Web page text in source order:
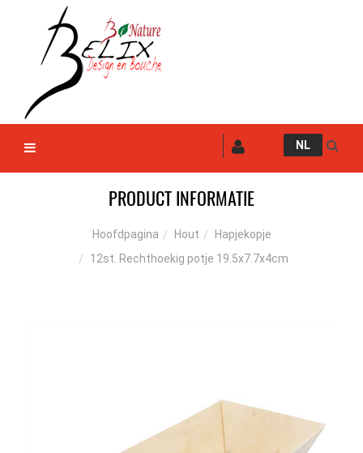
NL
PRODUCT INFORMATIE
Hoofdpagina Hout
Hapjekopje
12st. Rechthoekig potje 19.5x7.7x4cm